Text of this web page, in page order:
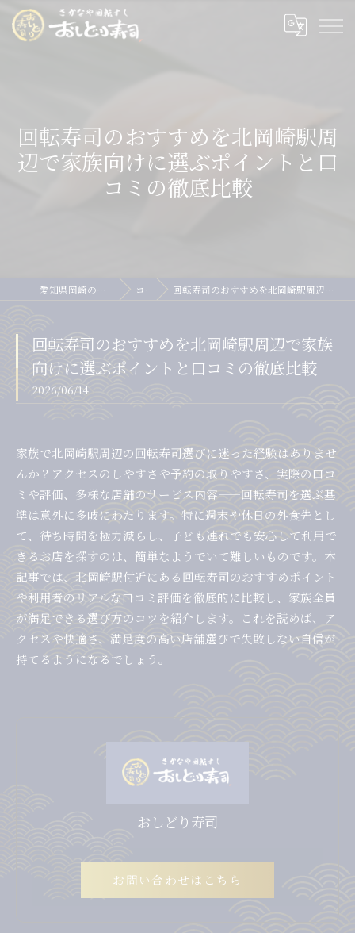
回転寿司のおすすめを北岡崎駅周
辺で家族向けに選ぶポイントと口
コミの徹底比較
愛知県岡崎の寿司ならおしどり寿司 コラム 回転寿司のおすすめを北岡崎駅周辺で家族向けに選ぶポイントと口コミの徹底比較
回転寿司のおすすめを北岡崎駅周辺で家族
向けに選ぶポイントと口コミの徹底比較
2026/06/14
家族で北岡崎駅周辺の回転寿司選びに迷った経験はありませ
んか？アクセスのしやすさや予約の取りやすさ、実際の口コ
ミや評価、多様な店舗のサービス内容——回転寿司を選ぶ基
準は意外に多岐にわたります。特に週末や休日の外食先とし
て、待ち時間を極力減らし、子ども連れでも安心して利用で
きるお店を探すのは、簡単なようでいて難しいものです。本
記事では、北岡崎駅付近にある回転寿司のおすすめポイント
や利用者のリアルな口コミ評価を徹底的に比較し、家族全員
が満足できる選び方のコツを紹介します。これを読めば、ア
クセスや快適さ、満足度の高い店舗選びで失敗しない自信が
持てるようになるでしょう。
おしどり寿司
お問い合わせはこちら